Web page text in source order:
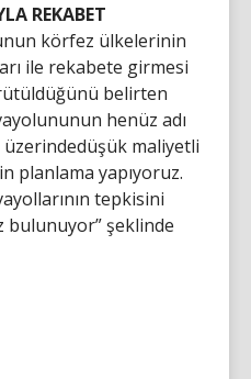
REKABET
körfez ülkelerinin
ile rekabete girmesi
belirten
henüz adı
maliyetli
planlama yapıyoruz.
tepkisini
şeklinde